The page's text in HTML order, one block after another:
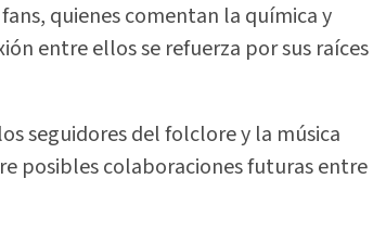
quienes comentan la química y
entre ellos se refuerza por sus raíces
seguidores del folclore y la música
posibles colaboraciones futuras entre